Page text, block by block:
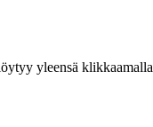
yleensä